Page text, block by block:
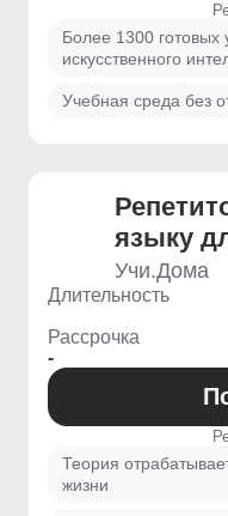
Более 1300 готовых
искусственного
Учебная среда без
языку
Учи.Дома
Длительность
Рассрочка
-
Теория
жизни